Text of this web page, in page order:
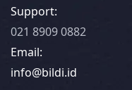
Support:
021 8909 0882
Email:
info@bildi.id